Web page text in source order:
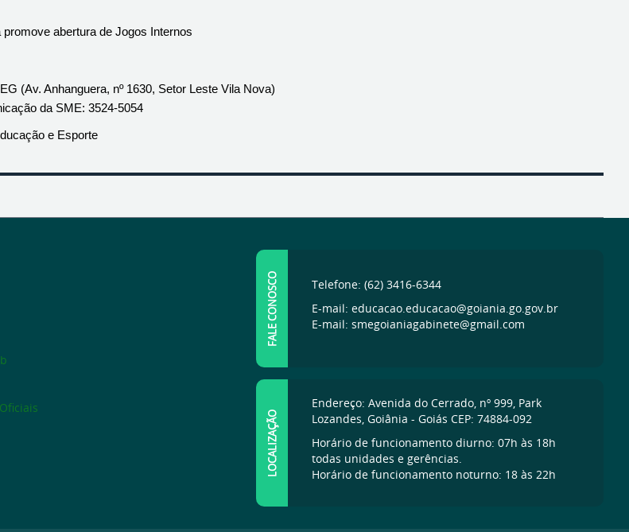
abertura de Jogos Internos
(Av. Anhanguera, nº 1630, Setor Leste Vila Nova)
da SME: 3524-5054
e Esporte
FALE CONOSCO
Telefone: (62) 3416-6344
E-mail: educacao.educacao@goiania.go.gov.br
E-mail: smegoianiagabinete@gmail.com
LOCALIZAÇÃO
Endereço: Avenida do Cerrado, nº 999, Park
Lozandes, Goiânia - Goiás CEP: 74884-092
Horário de funcionamento diurno: 07h às 18h
todas unidades e gerências.
Horário de funcionamento noturno: 18 às 22h